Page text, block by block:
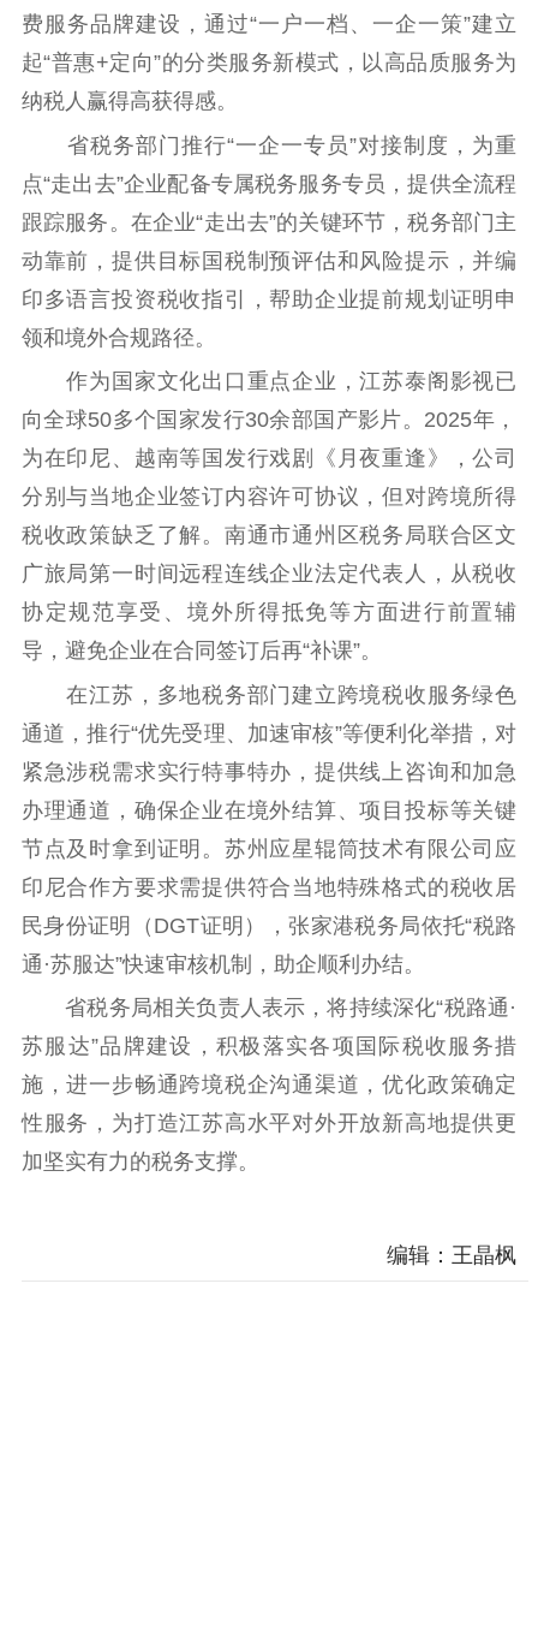
费服务品牌建设，通过“一户一档、一企一策”建立
起“普惠+定向”的分类服务新模式，以高品质服务为
纳税人赢得高获得感。
省税务部门推行“一企一专员”对接制度，为重
点“走出去”企业配备专属税务服务专员，提供全流程
跟踪服务。在企业“走出去”的关键环节，税务部门主
动靠前，提供目标国税制预评估和风险提示，并编
印多语言投资税收指引，帮助企业提前规划证明申
领和境外合规路径。
作为国家文化出口重点企业，江苏泰阁影视已
向全球50多个国家发行30余部国产影片。2025年，
为在印尼、越南等国发行戏剧《月夜重逢》，公司
分别与当地企业签订内容许可协议，但对跨境所得
税收政策缺乏了解。南通市通州区税务局联合区文
广旅局第一时间远程连线企业法定代表人，从税收
协定规范享受、境外所得抵免等方面进行前置辅
导，避免企业在合同签订后再“补课”。
在江苏，多地税务部门建立跨境税收服务绿色
通道，推行“优先受理、加速审核”等便利化举措，对
紧急涉税需求实行特事特办，提供线上咨询和加急
办理通道，确保企业在境外结算、项目投标等关键
节点及时拿到证明。苏州应星辊筒技术有限公司应
印尼合作方要求需提供符合当地特殊格式的税收居
民身份证明（DGT证明），张家港税务局依托“税路
通·苏服达”快速审核机制，助企顺利办结。
省税务局相关负责人表示，将持续深化“税路通·
苏服达”品牌建设，积极落实各项国际税收服务措
施，进一步畅通跨境税企沟通渠道，优化政策确定
性服务，为打造江苏高水平对外开放新高地提供更
加坚实有力的税务支撑。
编辑：王晶枫